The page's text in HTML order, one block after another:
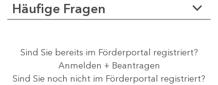
Häufige Fragen
Sind Sie bereits im Förderportal registriert?
Anmelden + Beantragen
Sind Sie noch nicht im Förderportal registriert?